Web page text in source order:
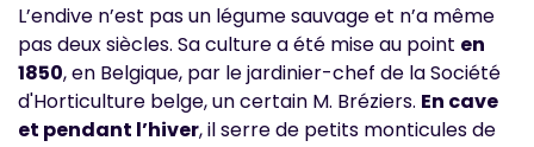
L’endive n’est pas un légume sauvage et n’a même
pas deux siècles. Sa culture a été mise au point en
1850, en Belgique, par le jardinier-chef de la Société
d'Horticulture belge, un certain M. Bréziers. En cave
et pendant l’hiver, il serre de petits monticules de